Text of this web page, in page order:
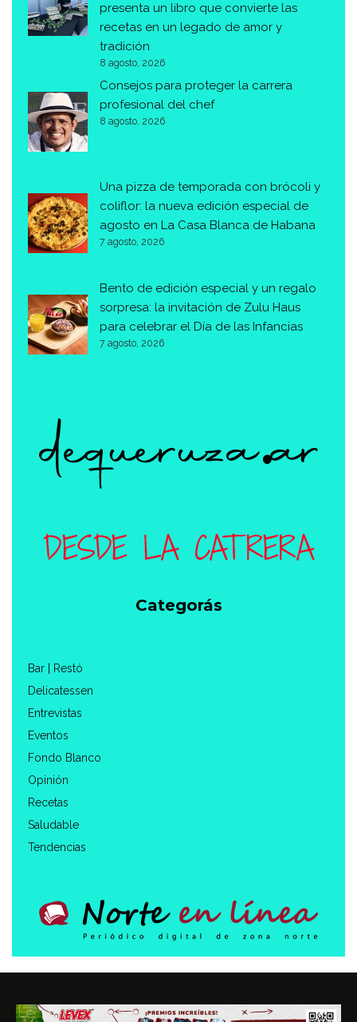
presenta un libro que convierte las
recetas en un legado de amor y
tradición
8 agosto, 2026
Consejos para proteger la carrera
profesional del chef
8 agosto, 2026
Una pizza de temporada con brócoli y
coliflor: la nueva edición especial de
agosto en La Casa Blanca de Habana
7 agosto, 2026
Bento de edición especial y un regalo
sorpresa: la invitación de Zulu Haus
para celebrar el Día de las Infancias
7 agosto, 2026
Categorás
Bar | Restó
Delicatessen
Entrevistas
Eventos
Fondo Blanco
Opinión
Recetas
Saludable
Tendencias